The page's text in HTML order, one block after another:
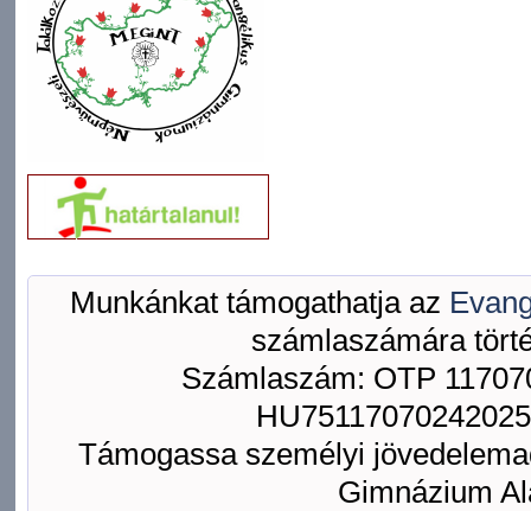
Munkánkat támogathatja az
számlaszámára
Számlaszám: OTP
Támogassa személyi
Gimnázium